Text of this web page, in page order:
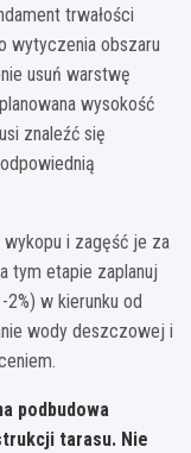
trwałości
wytyczenia obszaru
usuń warstwę
wysokość
znaleźć się
wykopu i zagęść je za
tym etapie zaplanuj
w kierunku od
wody deszczowej i
podbudowa
tarasu. Nie